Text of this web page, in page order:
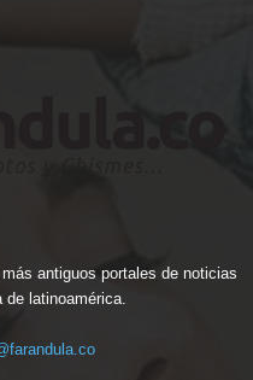
antiguos portales de noticias
latinoamérica.